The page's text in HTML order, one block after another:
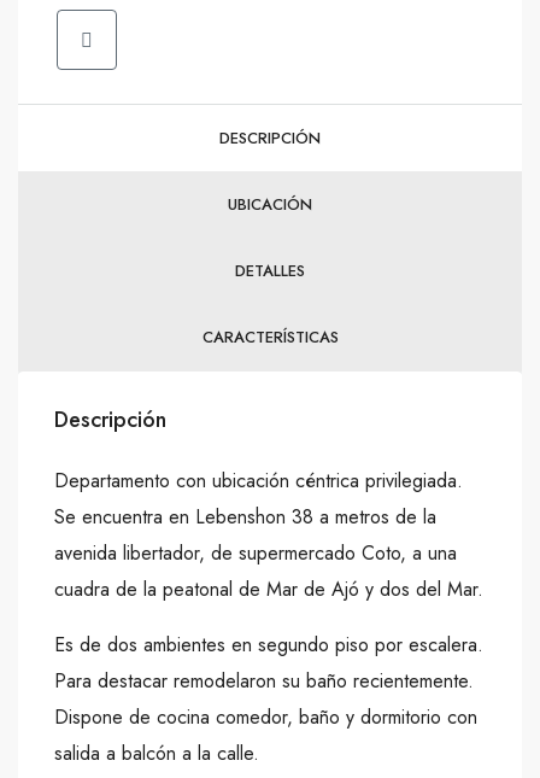
DESCRIPCIÓN
UBICACIÓN
DETALLES
CARACTERÍSTICAS
Descripción
Departamento con ubicación céntrica privilegiada.
Se encuentra en Lebenshon 38 a metros de la
avenida libertador, de supermercado Coto, a una
cuadra de la peatonal de Mar de Ajó y dos del Mar.
Es de dos ambientes en segundo piso por escalera.
Para destacar remodelaron su baño recientemente.
Dispone de cocina comedor, baño y dormitorio con
salida a balcón a la calle.